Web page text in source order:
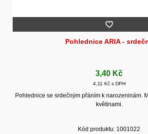
Pohlednice ARIA -
3,40 Kč
4,11 Kč s DPH
Pohlednice se srdečným přáním k narozeninám.
květinami.
Kód produktu: 1001022